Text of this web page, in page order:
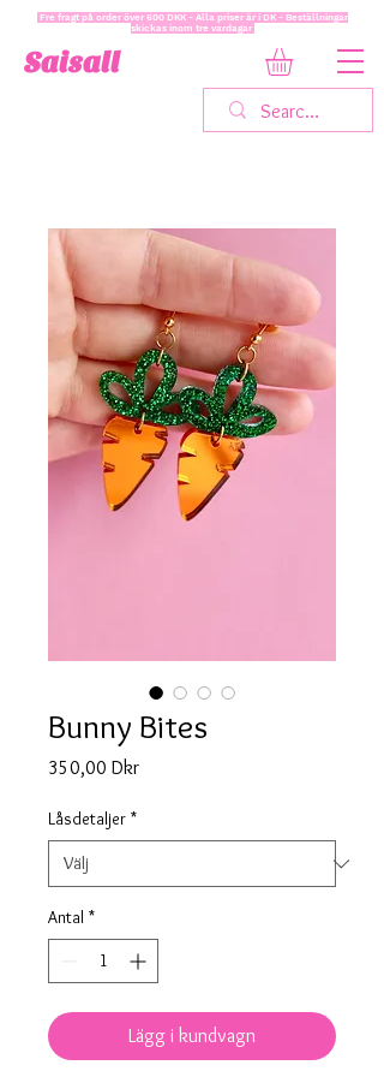
Saisall
Fre fragt på order över 600 DKK - Alla priser är i DK - Beställningar
skickas inom tre vardagar
Bunny Bites
350,00 DkrPris
Låsdetaljer *
Antal *
Lägg i kundvagn